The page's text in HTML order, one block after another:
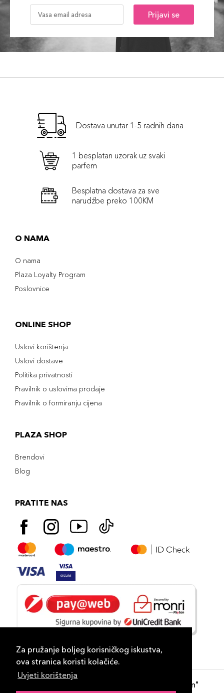
Za pružanje boljeg korisničkog iskustva,
ova stranica koristi kolačiće.
Uvjeti korištenja
Prijavi se
Dostava unutar 1-5 radnih dana
1 besplatan uzorak uz svaki
parfem
Besplatna dostava za sve
narudźbe preko 100KM
O NAMA
O nama
Plaza Loyalty Program
Poslovnice
ONLINE SHOP
Uslovi korištenja
Uslovi dostave
Politika privatnosti
Pravilnik o uslovima prodaje
Pravilnik o formiranju cijena
PLAZA SHOP
Brendovi
Blog
PRATITE NAS
- "DP Lux Distribution"